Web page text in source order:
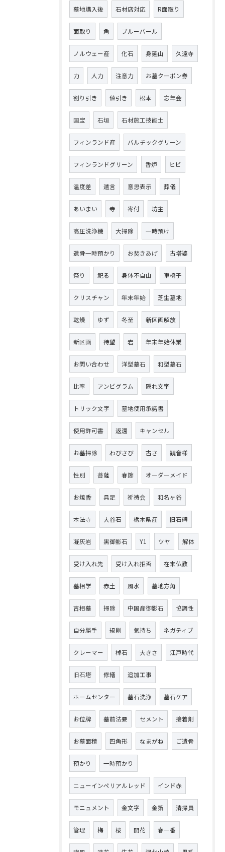
墓地購入後 石材店対応 R面取り
面取り 角 ブルーパール
ノルウェー産 化石 身延山 久遠寺
力 人力 注意力 お墓クーポン券
割り引き 値引き 松本 忘年会
国宝 石垣 石材施工技能士
フィンランド産 バルチックグリーン
フィンランドグリーン 香炉 ヒビ
温度差 遺言 意思表示 葬儀
あいまい 寺 寄付 坊主
高圧洗浄機 大掃除 一時預け
遺骨一時預かり お焚きあげ 古塔婆
祭り 祀る 身体不自由 車椅子
クリスチャン 年末年始 芝生墓地
乾燥 ゆず 冬至 新区画解放
新区画 待望 岩 年末年始休業
お問い合わせ 洋型墓石 和型墓石
比率 アンビグラム 隠れ文字
トリック文字 墓地使用承諾書
使用許可書 返還 キャンセル
お墓掃除 わびさび 古さ 観音様
性別 菩薩 春節 オーダーメイド
お焼香 具足 祈祷会 和名ヶ谷
本法寺 大谷石 栃木県産 旧石碑
凝灰岩 黒御影石 Y1 ツヤ 解体
受け入れ先 受け入れ拒否 在来仏教
墓相学 赤土 風水 墓地方角
吉相墓 掃除 中国産御影石 協調性
自分勝手 規則 気持ち ネガティブ
クレーマー 棹石 大きさ 江戸時代
旧石塔 修繕 追加工事
ホームセンター 墓石洗浄 墓石ケア
お位牌 墓前法要 セメント 接着剤
お墓面積 四角形 なまがね ご遺骨
預かり 一時預かり
ニューインペリアルレッド インド赤
モニュメント 金文字 金箔 清掃員
管理 梅 桜 開花 春一番